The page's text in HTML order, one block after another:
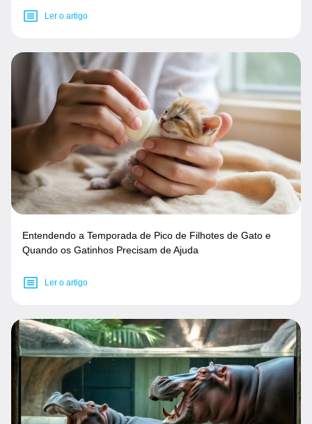
Ler o artigo
Entendendo a Temporada de Pico de Filhotes de Gato e
Quando os Gatinhos Precisam de Ajuda
Ler o artigo